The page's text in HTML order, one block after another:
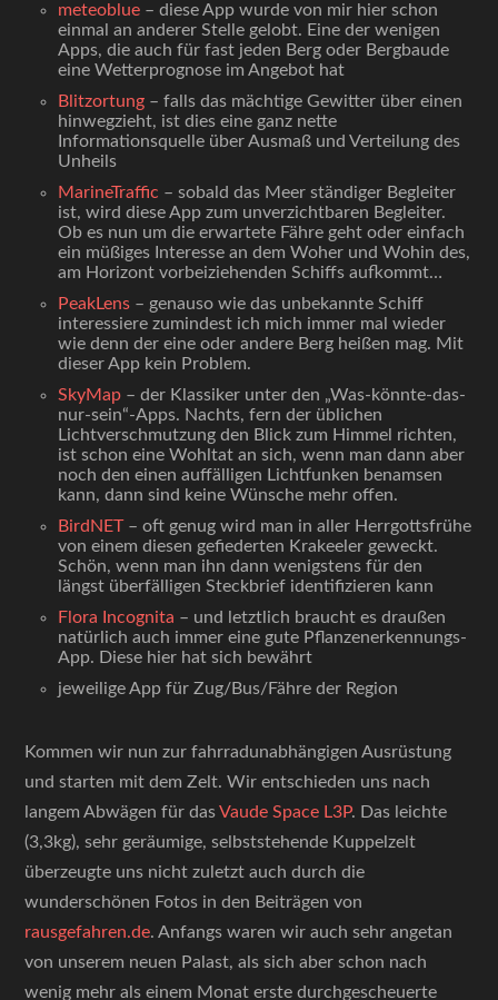
meteoblue – diese App wurde von mir hier schon
einmal an anderer Stelle gelobt. Eine der wenigen
Apps, die auch für fast jeden Berg oder Bergbaude
eine Wetterprognose im Angebot hat
Blitzortung – falls das mächtige Gewitter über einen
hinwegzieht, ist dies eine ganz nette
Informationsquelle über Ausmaß und Verteilung des
Unheils
MarineTraffic – sobald das Meer ständiger Begleiter
ist, wird diese App zum unverzichtbaren Begleiter.
Ob es nun um die erwartete Fähre geht oder einfach
ein müßiges Interesse an dem Woher und Wohin des,
am Horizont vorbeiziehenden Schiffs aufkommt…
PeakLens – genauso wie das unbekannte Schiff
interessiere zumindest ich mich immer mal wieder
wie denn der eine oder andere Berg heißen mag. Mit
dieser App kein Problem.
SkyMap – der Klassiker unter den „Was-könnte-das-
nur-sein“-Apps. Nachts, fern der üblichen
Lichtverschmutzung den Blick zum Himmel richten,
ist schon eine Wohltat an sich, wenn man dann aber
noch den einen auffälligen Lichtfunken benamsen
kann, dann sind keine Wünsche mehr offen.
BirdNET– oft genug wird man in aller Herrgottsfrühe
von einem diesen gefiederten Krakeeler geweckt.
Schön, wenn man ihn dann wenigstens für den
längst überfälligen Steckbrief identifizieren kann
Flora Incognita – und letztlich braucht es draußen
natürlich auch immer eine gute Pflanzenerkennungs-
App. Diese hier hat sich bewährt
jeweilige App für Zug/Bus/Fähre der Region
Kommen wir nun zur fahrradunabhängigen Ausrüstung
und starten mit dem Zelt. Wir entschieden uns nach
langem Abwägen für dasVaude Space L3P. Das leichte
(3,3kg), sehr geräumige, selbststehende Kuppelzelt
überzeugte uns nicht zuletzt auch durch die
wunderschönen Fotos in den Beiträgen von
rausgefahren.de. Anfangs waren wir auch sehr angetan
von unserem neuen Palast, als sich aber schon nach
wenig mehr als einem Monat erste durchgescheuerte